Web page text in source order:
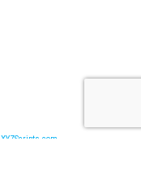
XYZScripts.com